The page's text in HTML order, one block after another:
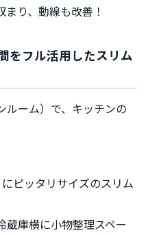
り、動線も改善！
をフル活用したスリム
ルーム）で、キッチンの
ピッタリサイズのスリム
蔵庫横に小物整理スペー